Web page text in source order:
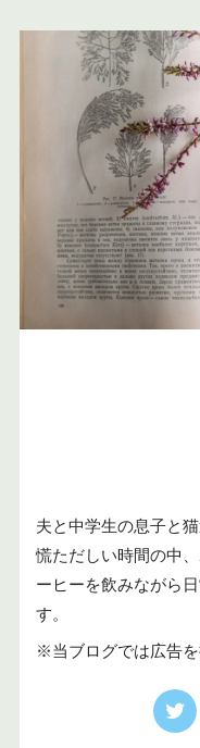
夫と中学生の息子と
慌ただしい時間の中
ーヒーを飲みながら
す。
※当ブログでは広告